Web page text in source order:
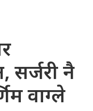
नै
वाग्ले